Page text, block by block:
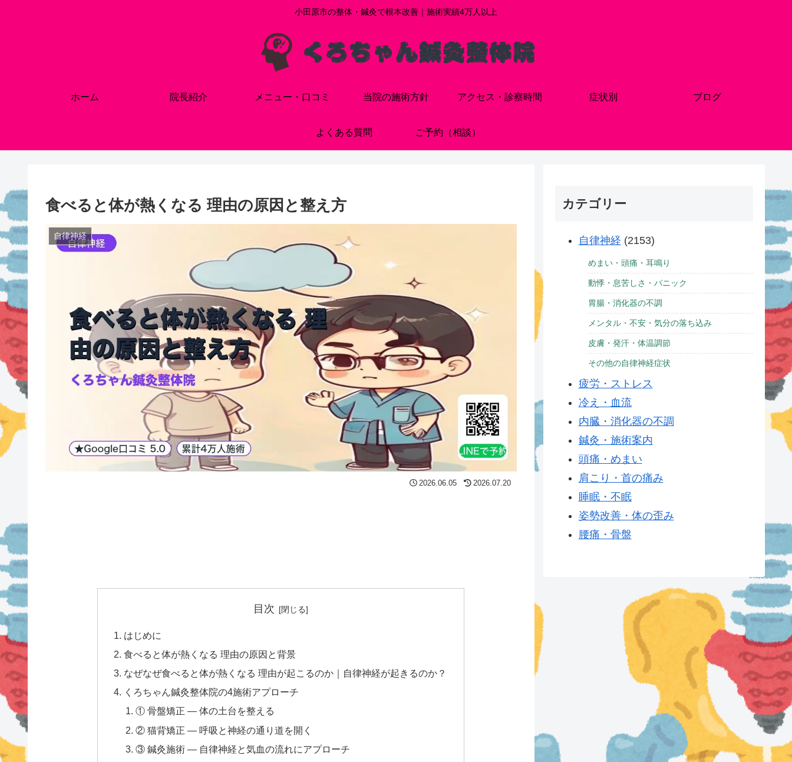
小田原市の整体・鍼灸で根本改善｜施術実績4万人以上
ホーム 院長紹介 メニュー・口コミ 当院の施術方針 アクセス・診察時間 症状別 ブログ
よくある質問 ご予約（相談）
食べると体が熱くなる 理由の原因と整え方
自律神経
2026.06.05 2026.07.20
目次
はじめに
食べると体が熱くなる 理由の原因と背景
なぜなぜ食べると体が熱くなる 理由が起こるのか｜自律神経が起きるのか？
くろちゃん鍼灸整体院の4施術アプローチ
① 骨盤矯正 — 体の土台を整える
② 猫背矯正 — 呼吸と神経の通り道を開く
③ 鍼灸施術 — 自律神経と気血の流れにアプローチ
カテゴリー
自律神経 (2153)
めまい・頭痛・耳鳴り
動悸・息苦しさ・パニック
胃腸・消化器の不調
メンタル・不安・気分の落ち込み
皮膚・発汗・体温調節
その他の自律神経症状
疲労・ストレス
冷え・血流
内臓・消化器の不調
鍼灸・施術案内
頭痛・めまい
肩こり・首の痛み
睡眠・不眠
姿勢改善・体の歪み
腰痛・骨盤